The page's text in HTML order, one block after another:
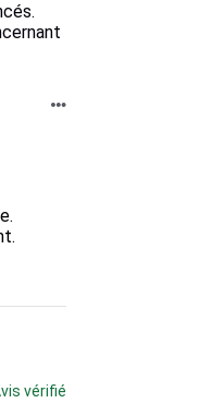
vérifié